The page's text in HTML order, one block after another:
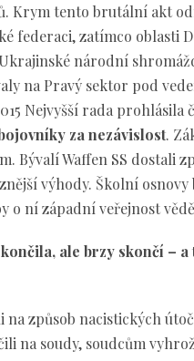
Krym tento brutální akt
federaci, zatímco oblasti
národní
na Pravý sektor pod
Nejvyšší rada prohlásila
za nezávislost.
Bývalí Waffen SS dostali
výhody. Školní osnovy
o ní západní veřejnost
ale brzy skončí – a
na způsob nacistických
na soudy, soudcům